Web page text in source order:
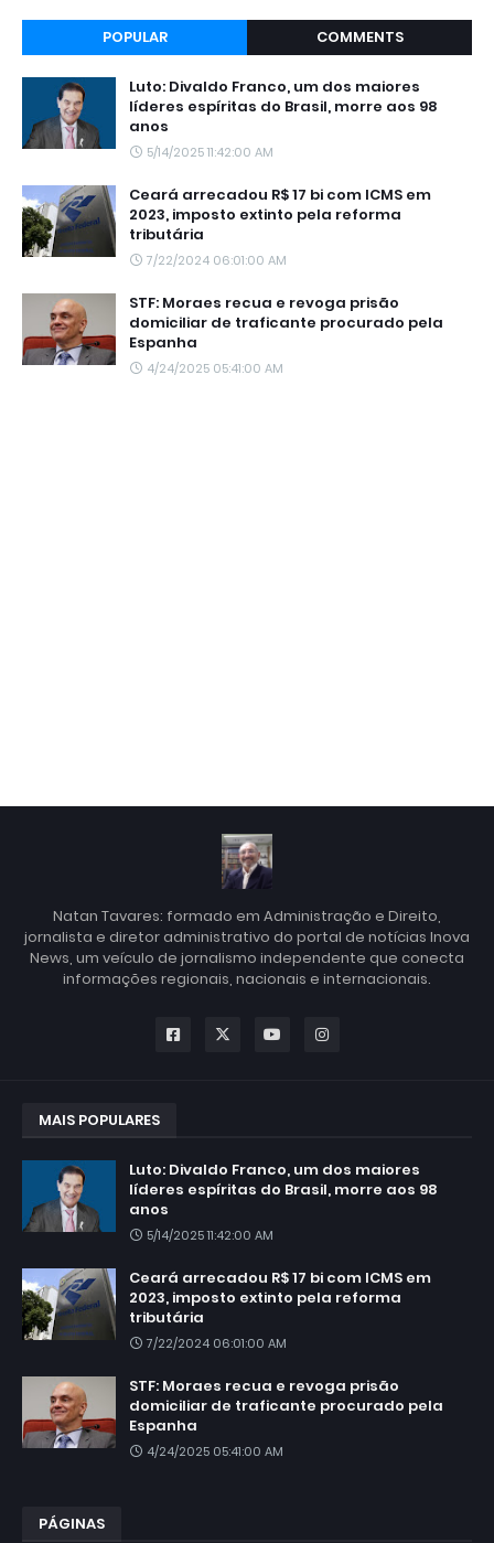
POPULAR COMMENTS
Luto: Divaldo Franco, um dos maiores
líderes espíritas do Brasil, morre aos 98
anos
5/14/2025 11:42:00 AM
Ceará arrecadou R$ 17 bi com ICMS em
2023, imposto extinto pela reforma
tributária
7/22/2024 06:01:00 AM
STF: Moraes recua e revoga prisão
domiciliar de traficante procurado pela
Espanha
4/24/2025 05:41:00 AM
Natan Tavares: formado em Administração e Direito,
jornalista e diretor administrativo do portal de notícias Inova
News, um veículo de jornalismo independente que conecta
informações regionais, nacionais e internacionais.
MAIS POPULARES
Luto: Divaldo Franco, um dos maiores
líderes espíritas do Brasil, morre aos 98
anos
5/14/2025 11:42:00 AM
Ceará arrecadou R$ 17 bi com ICMS em
2023, imposto extinto pela reforma
tributária
7/22/2024 06:01:00 AM
STF: Moraes recua e revoga prisão
domiciliar de traficante procurado pela
Espanha
4/24/2025 05:41:00 AM
PÁGINAS